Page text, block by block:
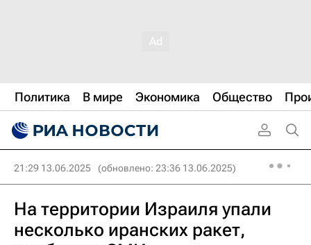
Политика В мире Экономика Общество
21:29 13.06.2025 (обновлено: 23:36 13.06.2025)
На территории Израиля упали
несколько иранских ракет,